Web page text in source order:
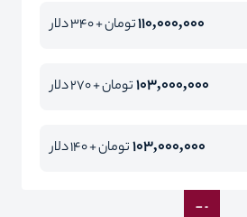
110,000,000تومان + 340 دلار
103,000,000تومان + 270 دلار
103,000,000تومان + 140 دلار